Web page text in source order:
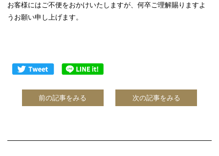
お客様にはご不便をおかけいたしますが、何卒ご理解賜りますよ
うお願い申し上げます。
前の記事をみる 次の記事をみる